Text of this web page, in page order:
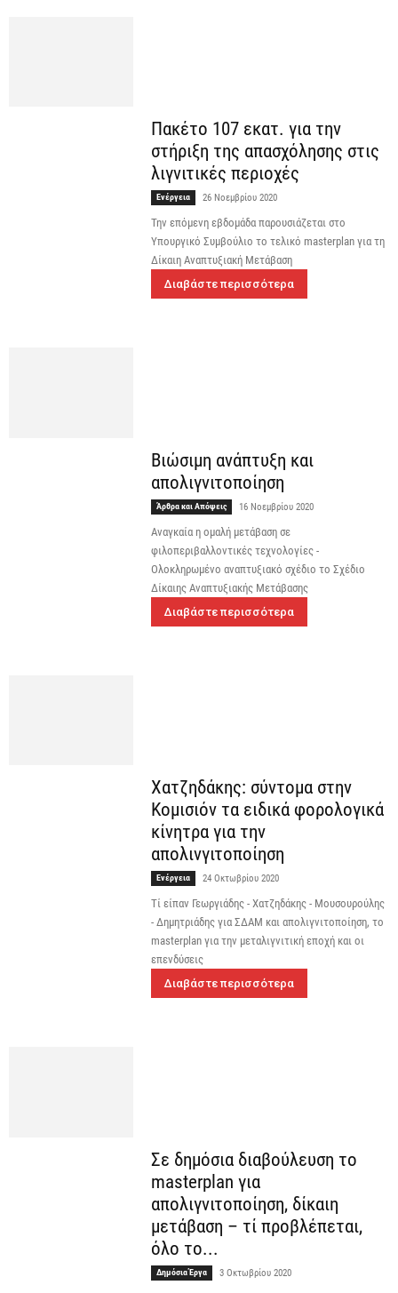
Πακέτο 107 εκατ. για την
στήριξη της απασχόλησης στις
λιγνιτικές περιοχές
Ενέργεια 26 Νοεμβρίου 2020
Την επόμενη εβδομάδα παρουσιάζεται στο
Υπουργικό Συμβούλιο το τελικό masterplan για τη
Δίκαιη Αναπτυξιακή Μετάβαση
Διαβάστε περισσότερα
Βιώσιμη ανάπτυξη και
απολιγνιτοποίηση
Άρθρα και Απόψεις 16 Νοεμβρίου 2020
Αναγκαία η ομαλή μετάβαση σε
φιλοπεριβαλλοντικές τεχνολογίες -
Ολοκληρωμένο αναπτυξιακό σχέδιο το Σχέδιο
Δίκαιης Αναπτυξιακής Μετάβασης
Διαβάστε περισσότερα
Χατζηδάκης: σύντομα στην
Κομισιόν τα ειδικά φορολογικά
κίνητρα για την
απολινγιτοποίηση
Ενέργεια 24 Οκτωβρίου 2020
Τί είπαν Γεωργιάδης - Χατζηδάκης - Μουσουρούλης
- Δημητριάδης για ΣΔΑΜ και απολιγνιτοποίηση, το
masterplan για την μεταλιγνιτική εποχή και οι
επενδύσεις
Διαβάστε περισσότερα
Σε δημόσια διαβούλευση το
masterplan για
απολιγνιτοποίηση, δίκαιη
μετάβαση – τί προβλέπεται,
όλο το...
Δημόσια Έργα 3 Οκτωβρίου 2020